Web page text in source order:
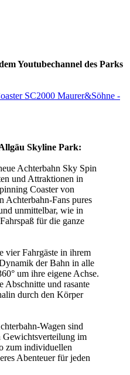
Youtubechannel des Parks
SC2000 Maurer&Söhne -
Skyline Park:
Achterbahn Sky Spin
und Attraktionen in
Coaster von
Achterbahn-Fans pures
unmittelbar, wie in
für die ganze
vier Fahrgäste in ihrem
der Bahn in alle
um ihre eigene Achse.
Abschnitte und rasante
durch den Körper
Wagen sind
Gewichtsverteilung im
zum individuellen
Abenteuer für jeden